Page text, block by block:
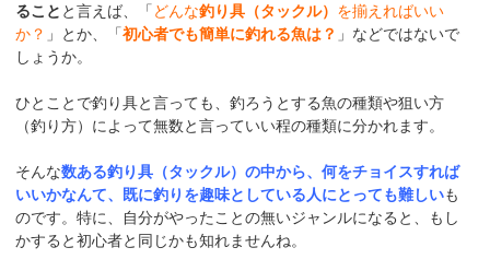
ること と言えば、「 どんな釣り具（タックル） を揃えればいい
か？ 」とか、「初心者でも簡単に釣れる魚は？ 」などではないで
しょうか。
ひとことで釣り具と言っても、釣ろうとする魚の種類や狙い方
（釣り方）によって無数と言っていい程の種類に分かれます。
そんな数ある釣り具（タックル）の中から、何をチョイスすれば
いいかなんて、既に釣りを趣味としている人にとっても難しいも
のです。特に、自分がやったことの無いジャンルになると、もし
かすると初心者と同じかも知れませんね。